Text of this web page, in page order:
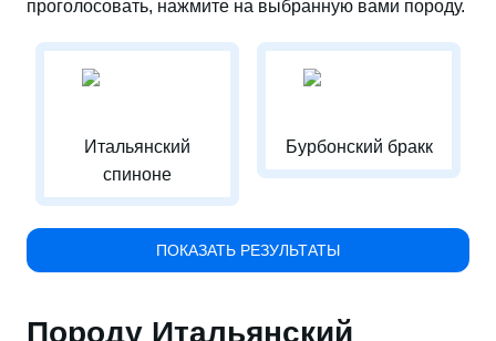
проголосовать, нажмите на выбранную вами породу.
Итальянский
спиноне
Бурбонский бракк
ПОКАЗАТЬ РЕЗУЛЬТАТЫ
Породу Итальянский